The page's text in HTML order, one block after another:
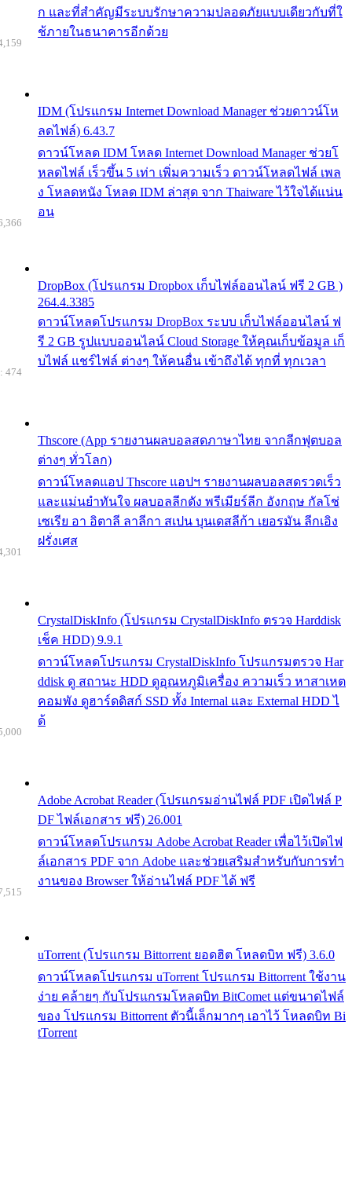
ก และที่สำคัญมีระบบรักษาความปลอดภัยแบบเดียวกับที่ใ
ช้ภายในธนาคารอีกด้วย
IDM (โปรแกรม Internet Download Manager ช่วยดาวน์โห
ลดไฟล์) 6.43.7
ดาวน์โหลด IDM โหลด Internet Download Manager ช่วยโ
หลดไฟล์ เร็วขึ้น 5 เท่า เพิ่มความเร็ว ดาวน์โหลดไฟล์ เพล
ง โหลดหนัง โหลด IDM ล่าสุด จาก Thaiware ไว้ใจได้แน่น
อน
DropBox (โปรแกรม Dropbox เก็บไฟล์ออนไลน์ ฟรี 2 GB )
264.4.3385
ดาวน์โหลดโปรแกรม DropBox ระบบ เก็บไฟล์ออนไลน์ ฟ
รี 2 GB รูปแบบออนไลน์ Cloud Storage ให้คุณเก็บข้อมูล เก็
บไฟล์ แชร์ไฟล์ ต่างๆ ให้คนอื่น เข้าถึงได้ ทุกที่ ทุกเวลา
Thscore (App รายงานผลบอลสดภาษาไทย จากลีกฟุตบอล
ต่างๆ ทั่วโลก)
ดาวน์โหลดแอป Thscore แอปฯ รายงานผลบอลสดรวดเร็ว
และแม่นยำทันใจ ผลบอลลีกดัง พรีเมียร์ลีก อังกฤษ กัลโช่
เซเรีย อา อิตาลี ลาลีกา สเปน บุนเดสลีก้า เยอรมัน ลีกเอิง
ฝรั่งเศส
474
CrystalDiskInfo (โปรแกรม CrystalDiskInfo ตรวจ Harddisk
เช็ค HDD) 9.9.1
ดาวน์โหลดโปรแกรม CrystalDiskInfo โปรแกรมตรวจ Har
ddisk ดู สถานะ HDD ดูอุณหภูมิเครื่อง ความเร็ว หาสาเหต
คอมพัง ดูฮาร์ดดิสก์ SSD ทั้ง Internal และ External HDD ไ
ด้
Adobe Acrobat Reader (โปรแกรมอ่านไฟล์ PDF เปิดไฟล์ P
DF ไฟล์เอกสาร ฟรี) 26.001
ดาวน์โหลดโปรแกรม Adobe Acrobat Reader เพื่อไว้เปิดไฟ
ล์เอกสาร PDF จาก Adobe และช่วยเสริมสำหรับกับการทำ
งานของ Browser ให้อ่านไฟล์ PDF ได้ ฟรี
uTorrent (โปรแกรม Bittorrent ยอดฮิต โหลดบิท ฟรี) 3.6.0
ดาวน์โหลดโปรแกรม uTorrent โปรแกรม Bittorrent ใช้งาน
ง่าย คล้ายๆ กับโปรแกรมโหลดบิท BitComet แต่ขนาดไฟล์
ของ โปรแกรม Bittorrent ตัวนี้เล็กมากๆ เอาไว้ โหลดบิท Bi
tTorrent